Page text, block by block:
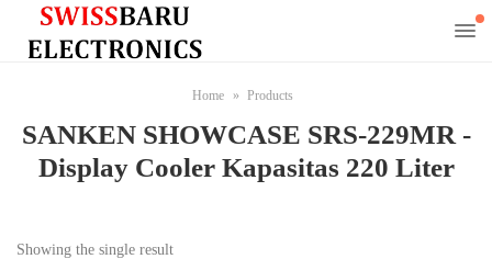
Home Products
SANKEN SHOWCASE SRS-229MR -
Display Cooler Kapasitas 220 Liter
Showing the single result